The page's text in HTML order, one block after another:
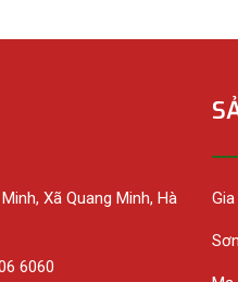
Xã Quang Minh, Hà
6060